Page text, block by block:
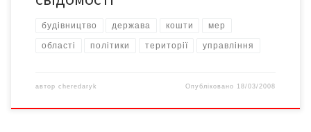
будівництво держава кошти мер
області політики території управління
автор cheredaryk Опубліковано 18/03/2008